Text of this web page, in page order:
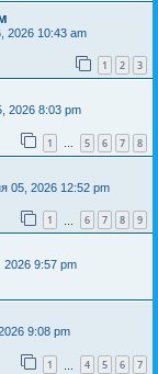
2026 10:43 am
1 2 3
2026 8:03 pm
1 … 5 6 7 8
05, 2026 12:52 pm
1 6 7 8 9
2026 9:57 pm
9:08 pm
1 4 5 6 7